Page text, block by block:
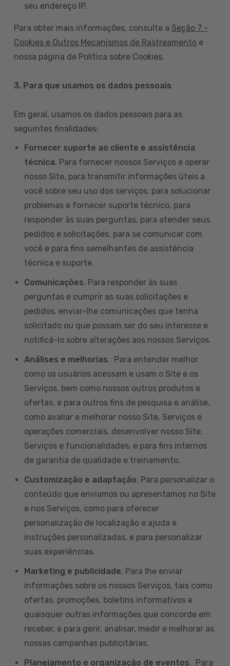
seu endereço IP.
Para obter mais informações, consulte a Seção 7 -
Cookies e Outros Mecanismos de Rastreamento e
nossa página de Política sobre Cookies.
3. Para que usamos os dados pessoais
Em geral, usamos os dados pessoais para as
seguintes finalidades:
Fornecer suporte ao cliente e assistência
técnica. Para fornecer nossos Serviços e operar
nosso Site, para transmitir informações úteis a
você sobre seu uso dos serviços, para solucionar
problemas e fornecer suporte técnico, para
responder às suas perguntas, para atender seus
pedidos e solicitações, para se comunicar com
você e para fins semelhantes de assistência
técnica e suporte.
Comunicações. Para responder às suas
perguntas e cumprir as suas solicitações e
pedidos, enviar-lhe comunicações que tenha
solicitado ou que possam ser do seu interesse e
notificá-lo sobre alterações aos nossos Serviços.
Análises e melhorias. Para entender melhor
como os usuários acessam e usam o Site e os
Serviços, bem como nossos outros produtos e
ofertas, e para outros fins de pesquisa e análise,
como avaliar e melhorar nosso Site, Serviços e
operações comerciais, desenvolver nosso Site,
Serviços e funcionalidades, e para fins internos
de garantia de qualidade e treinamento.
Customização e adaptação. Para personalizar o
conteúdo que enviamos ou apresentamos no Site
e nos Serviços, como para oferecer
personalização de localização e ajuda e
instruções personalizadas, e para personalizar
suas experiências.
Marketing e publicidade. Para lhe enviar
informações sobre os nossos Serviços, tais como
ofertas, promoções, boletins informativos e
quaisquer outras informações que concorde em
receber, e para gerir, analisar, medir e melhorar as
nossas campanhas publicitárias.
Planejamento e organização de eventos. Para